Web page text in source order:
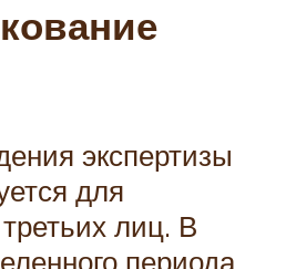
экспертизы
для
лиц. В
периода